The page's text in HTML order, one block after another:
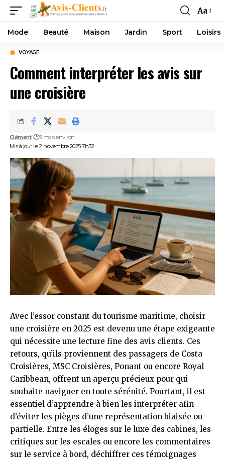
Aa
Mode Beauté Maison Jardin Sport Loisirs
VOYAGE
Comment interpréter les avis sur
une croisière
Mis à jour le: 2 novembre 2025 7h32
Clément 9 mois environ
Avec l’essor constant du tourisme maritime, choisir
une croisière en 2025 est devenu une étape exigeante
qui nécessite une lecture fine des avis clients. Ces
retours, qu’ils proviennent des passagers de Costa
Croisières, MSC Croisières, Ponant ou encore Royal
Caribbean, offrent un aperçu précieux pour qui
souhaite naviguer en toute sérénité. Pourtant, il est
essentiel d’apprendre à bien les interpréter afin
d’éviter les pièges d’une représentation biaisée ou
partielle. Entre les éloges sur le luxe des cabines, les
critiques sur les escales ou encore les commentaires
sur le service à bord, déchiffrer ces témoignages